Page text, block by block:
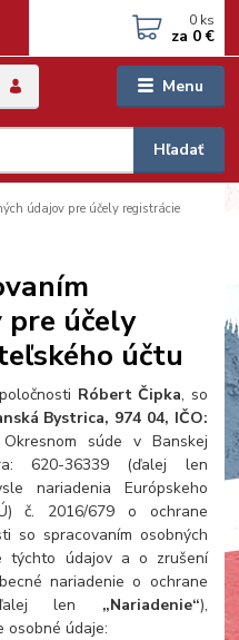
Menu
Hľadať
0 ks
za 0 €
údajov pre účely registrácie
pre účely
účtu
Róbert Čipka, so
Bystrica, 974 04, IČO:
súde v Banskej
620-36339 (ďalej len
nariadenia Európskeho
č. 2016/679 o ochrane
so spracovaním osobných
týchto údajov a o zrušení
nariadenie o ochrane
len „Nariadenie“),
osobné údaje: